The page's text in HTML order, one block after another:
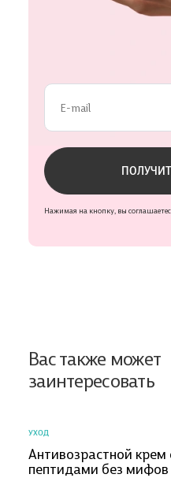
Нажимая на кнопку, вы
Вас также может
заинтересовать
УХОД
Антивозрастной крем
пептидами без мифов